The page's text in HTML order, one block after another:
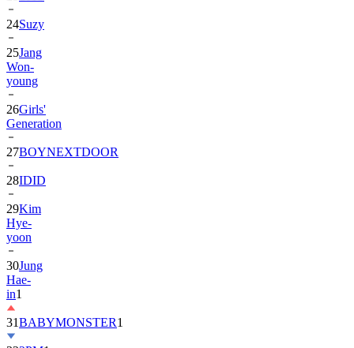
25Jang
Won-
young
26Girls'
Generation
27BOYNEXTDOOR
28IDID
29Kim
Hye-
yoon
30Jung
Hae-
in1
31BABYMONSTER
322PM1